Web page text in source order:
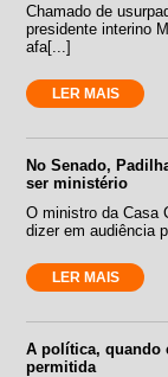
Chamado de
presidente interino
afa[...]
LER MAIS
No Senado,
ser ministério
O ministro da Casa
dizer em audiência
LER MAIS
A política, quando
permitida